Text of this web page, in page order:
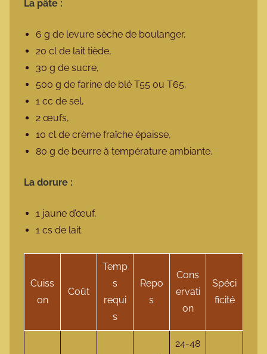
La pâte :
6 g de levure sèche de boulanger,
20 cl de lait tiède,
30 g de sucre,
500 g de farine de blé T55 ou T65,
1 cc de sel,
2 œufs,
10 cl de crème fraîche épaisse,
80 g de beurre à température ambiante.
La dorure :
1 jaune d’œuf,
1 cs de lait.
Cuiss
on
Coût
Temp
s
requi
s
Repo
s
Cons
ervati
on
Spéci
ficité
24-48